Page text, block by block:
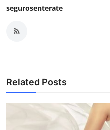
segurosenterate
Related Posts